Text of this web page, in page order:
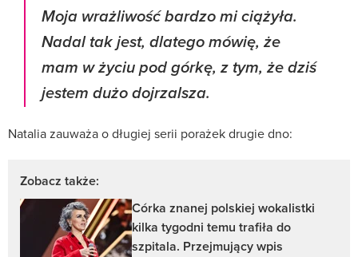
Moja wrażliwość bardzo mi ciążyła.
Nadal tak jest, dlatego mówię, że
mam w życiu pod górkę, z tym, że dziś
jestem dużo dojrzalsza.
Natalia zauważa o długiej serii porażek drugie dno:
Zobacz także:
Córka znanej polskiej wokalistki
kilka tygodni temu trafiła do
szpitala. Przejmujący wpis